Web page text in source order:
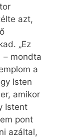
azt,
„Ez
– mondta
a
Isten
amikor
Istent
pont
azáltal,